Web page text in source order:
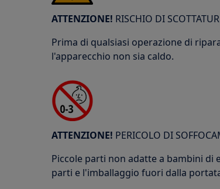
ATTENZIONE! RISCHIO DI
Prima di qualsiasi operazione di
l'apparecchio non sia caldo.
ATTENZIONE! PERICOLO DI
Piccole parti non adatte a bambini di
parti e l'imballaggio fuori dalla